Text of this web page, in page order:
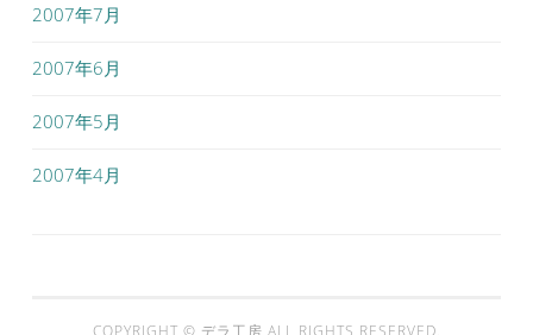
2007年7月
2007年6月
2007年5月
2007年4月
COPYRIGHT © デラ工房 ALL RIGHTS RESERVED.